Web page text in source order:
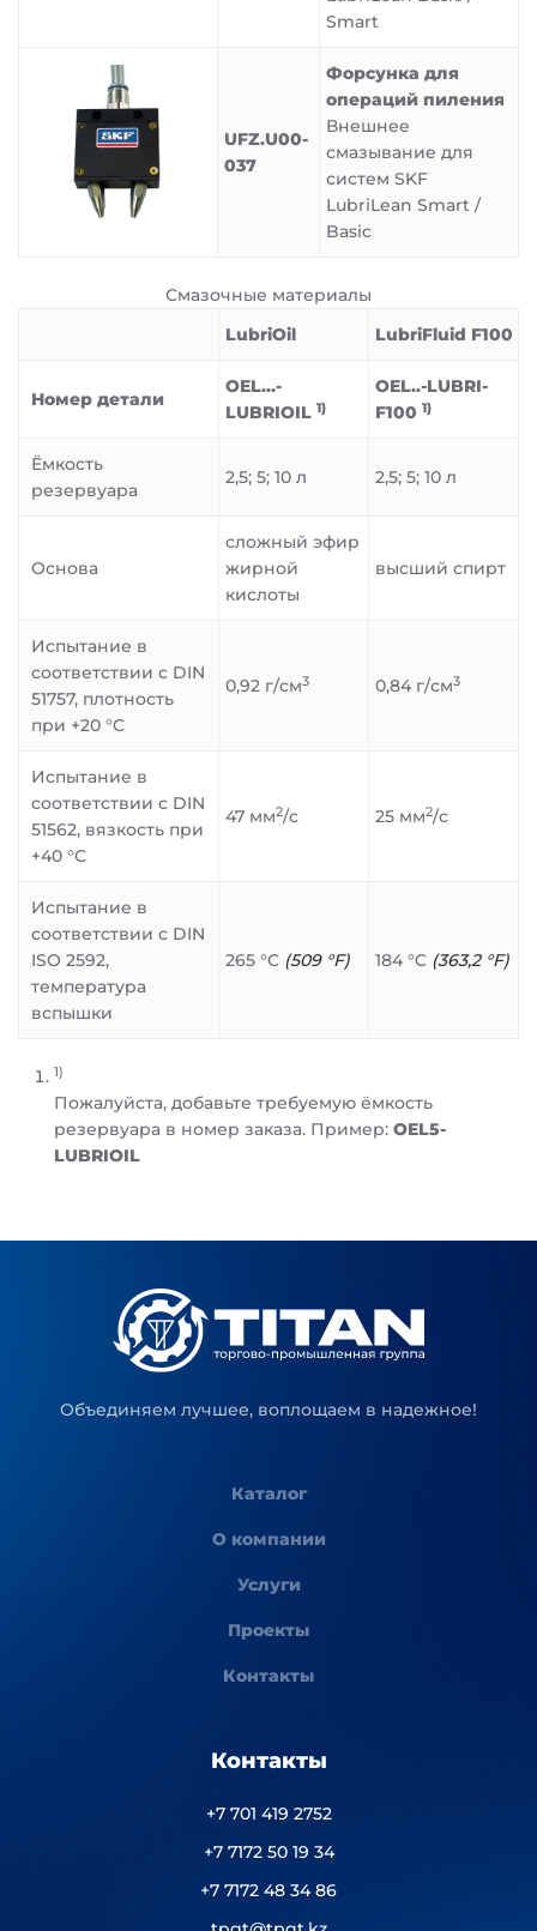
Smart
UFZ.U00-
037
Форсунка для
операций пиления
Внешнее
смазывание для
систем SKF
LubriLean Smart /
Basic
Смазочные материалы
LubriOil
LubriFluid F100
Номер детали
OEL…-
LUBRIOIL 1)
OEL..-LUBRI-
F100 1)
Ёмкость
резервуара
2,5; 5; 10 л 2,5; 5; 10 л
Основа
сложный эфир
жирной
кислоты
высший спирт
Испытание в
соответствии с DIN
51757, плотность
при +20 °C
0,92 г/см3 0,84 г/см3
Испытание в
соответствии с DIN
51562, вязкость при
+40 °C
47 мм2/с 25 мм2/с
Испытание в
соответствии с DIN
ISO 2592,
температура
вспышки
265 °C (509 °F) 184 °C (363,2 °F)
1)
Пожалуйста, добавьте требуемую ёмкость
резервуара в номер заказа. Пример: OEL5-
LUBRIOIL
Объединяем лучшее, воплощаем в надежное!
Каталог
О компании
Услуги
Проекты
Контакты
Контакты
+7 701 419 2752
+7 7172 50 19 34
+7 7172 48 34 86